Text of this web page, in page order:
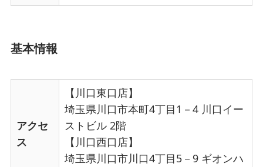
基本情報
アクセ
ス
【川口東口店】
埼玉県川口市本町4丁目1－4 川口イー
ストビル 2階
【川口西口店】
埼玉県川口市川口4丁目5－9 ギオンハ